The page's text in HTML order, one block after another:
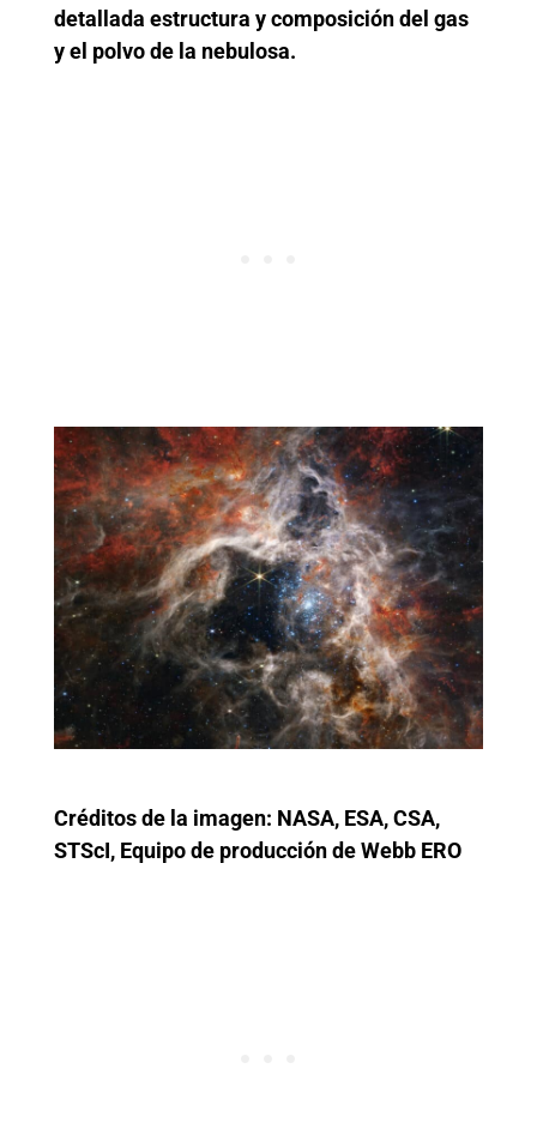
detallada estructura y composición del gas
y el polvo de la nebulosa.
Créditos de la imagen: NASA, ESA, CSA,
STScI, Equipo de producción de Webb ERO